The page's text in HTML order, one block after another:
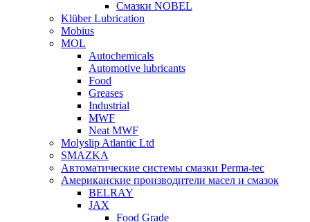
Смазки NOBEL
Klüber Lubrication
Mobius
MOL
Autochemicals
Automotive lubricants
Food
Greases
Industrial
MWF
Neat MWF
Molyslip Atlantic Ltd
SMAZKA
Автоматические системы смазки Perma-tec
Американские производители масел и смазок
BELRAY
JAX
Food Grade